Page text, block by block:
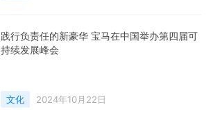
践行负责任的新豪华 宝马在中国举办第四届可
持续发展峰会
文化 2024年10月22日